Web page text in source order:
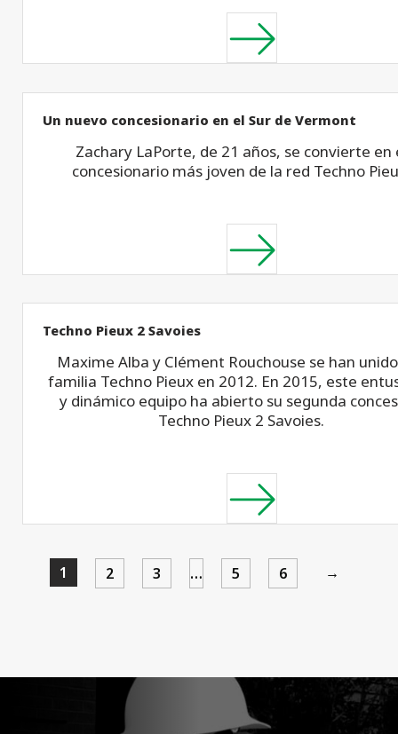
Un nuevo concesionario en el Sur de Vermont
Zachary LaPorte, de 21 años, se convierte en
concesionario más joven de la red Techno
Techno Pieux 2 Savoies
Maxime Alba y Clément Rouchouse se han
familia Techno Pieux en 2012. En 2015, este
y dinámico equipo ha abierto su segunda
Techno Pieux 2 Savoies.
1 2 3 … 5 6 →